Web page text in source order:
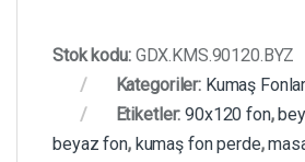
Stok kodu: GDX.KMS.90120.BYZ
Kategoriler: Kumaş Fonlar
Etiketler:90x120 fon,
beyaz fon, kumaş fon perde,